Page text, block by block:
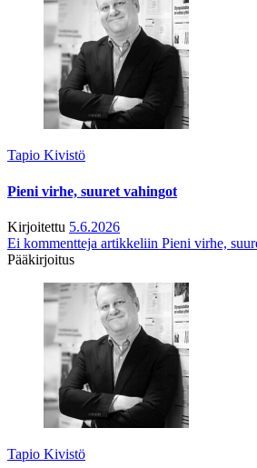
Tapio Kivistö
Pieni virhe, suuret vahingot
Kirjoitettu 5.6.2026
Ei kommentteja artikkeliin Pieni virhe,
Pääkirjoitus
Tapio Kivistö